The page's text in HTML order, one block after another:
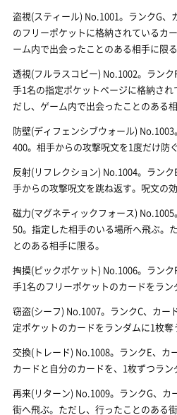
盗視(スティール) No.1001。ランクG、
のフリーポケットに格納されているカ
ーム内で出会ったことのある相手に限る
透視(フルラスコピー) No.1002。ラン
手1名の指定ポケットページに格納さ
だし、ゲーム内で出会ったことのある相
防壁(ディフェンシブウォール)
400。相手からの攻撃呪文を1度だけ防ぐ
反射(リフレクション) No.1004。ラン
手からの攻撃呪文を跳ね返す。呪文の
磁力(マグネティックフォース)
50。指定した相手のいる場所へ飛ぶ。
とのある相手に限る。
掏摸(ピックポケット) No.1006。ラン
手1名のフリーポケットのカードをラン
窃盗(シーフ) No.1007。ランクC、カー
定ポケットのカードをランダムに1枚奪
交換(トレード) No.1008。ランクE、カ
カードと自分のカードを、1枚ずつラン
再来(リターン) No.1009。ランクG、カ
街へ飛ぶ。ただし、行ったことのある街